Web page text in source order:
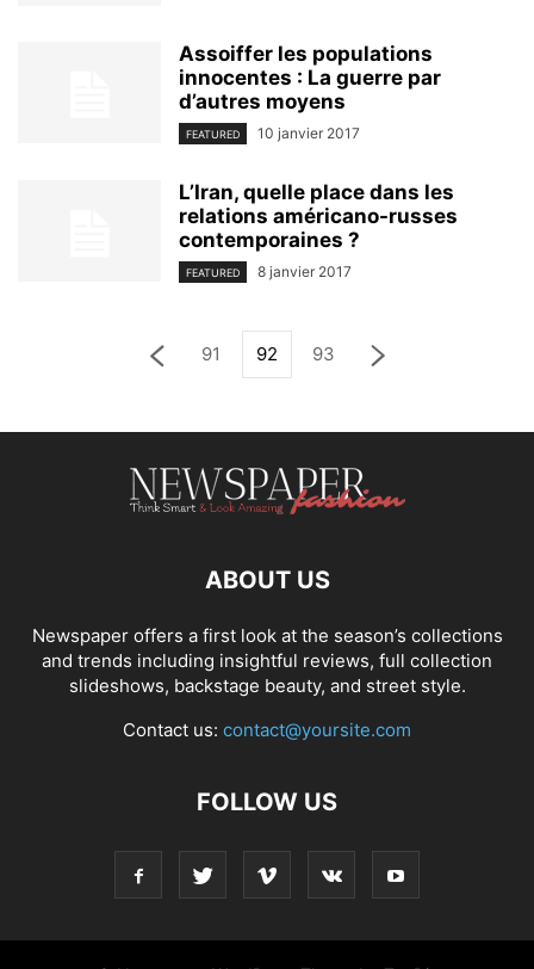
Assoiffer les populations
innocentes : La guerre par
d’autres moyens
FEATURED 10 janvier 2017
L’Iran, quelle place dans les
relations américano-russes
contemporaines ?
FEATURED 8 janvier 2017
91 92 93
ABOUT US
Newspaper offers a first look at the season’s collections
and trends including insightful reviews, full collection
slideshows, backstage beauty, and street style.
Contact us: contact@yoursite.com
FOLLOW US